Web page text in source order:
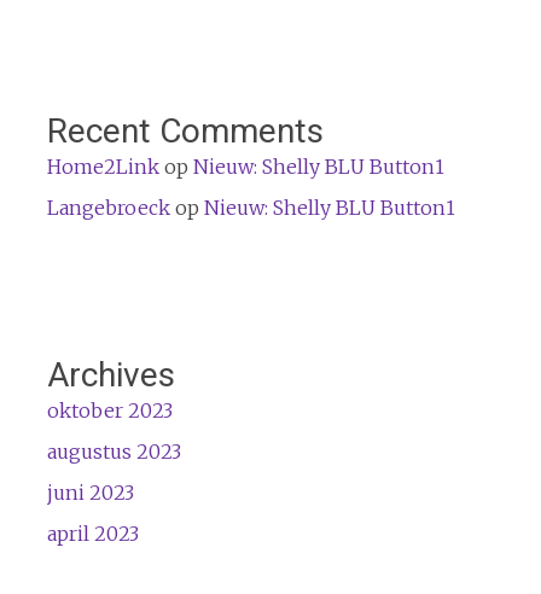
Recent Comments
Home2Linkop Nieuw: Shelly BLU Button1
Langebroeckop Nieuw: Shelly BLU Button1
Archives
oktober 2023
augustus 2023
juni 2023
april 2023